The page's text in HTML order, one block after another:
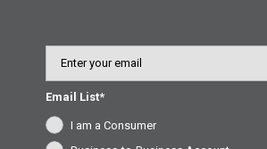
Email List*
I am a Consumer